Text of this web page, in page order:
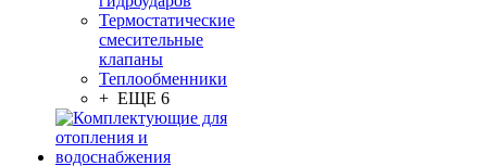
Термостатические
смесительные
клапаны
Теплообменники
+ ЕЩЕ 6